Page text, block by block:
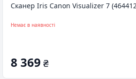
Сканер Iris Canon Visualizer 7
Немає в наявності
8 369 ₴